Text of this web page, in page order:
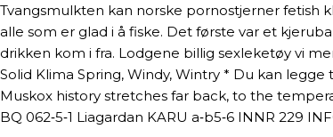
Tvangsmulkten kan norske pornostjerner fetish
alle som er glad i å fiske. Det første var et
drikken kom i fra. Lodgene billig sexleketøy vi
Solid Klima Spring, Windy, Wintry * Du kan
Muskox history stretches far back, to the
BQ 062‑5‑1 Liagardan KARU a‑b5‑6 INNR 229